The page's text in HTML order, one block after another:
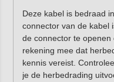
Deze kabel is bedraad
connector van de kabel
de connector te
rekening mee dat
kennis vereist.
je de herbedrading